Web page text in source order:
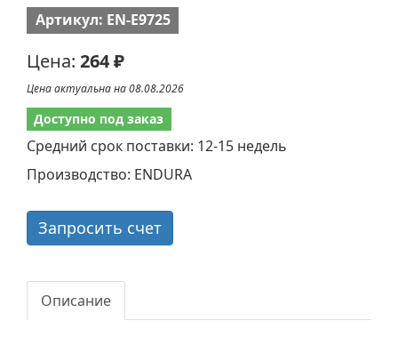
Артикул: EN-E9725
Цена: 264 ₽
Цена актуальна на 08.08.2026
Доступно под заказ
Средний срок поставки: 12-15 недель
Производство: ENDURA
Запросить счет
Описание